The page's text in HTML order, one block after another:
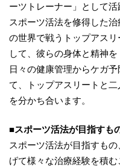
ーツトレーナー」として活
スポーツ活法を修得した
の世界で戦うトップアス
して、彼らの身体と精神
日々の健康管理からケガ
て、トップアスリートと
を分かち合います。
■スポーツ活法が目指すも
スポーツ活法が目指すも
げて様々な治療経験を積